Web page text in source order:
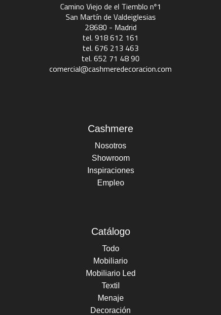
Camino Viejo de el Tiemblo nº1
San Martín de Valdeiglesias
28680 - Madrid
tel. 918 612 161
tel. 676 213 463
tel. 652 71 48 90
comercial@cashmeredecoracion.com
Cashmere
Nosotros
Showroom
Inspiraciones
Empleo
Catálogo
Todo
Mobiliario
Mobiliario Led
Textil
Menaje
Decoración